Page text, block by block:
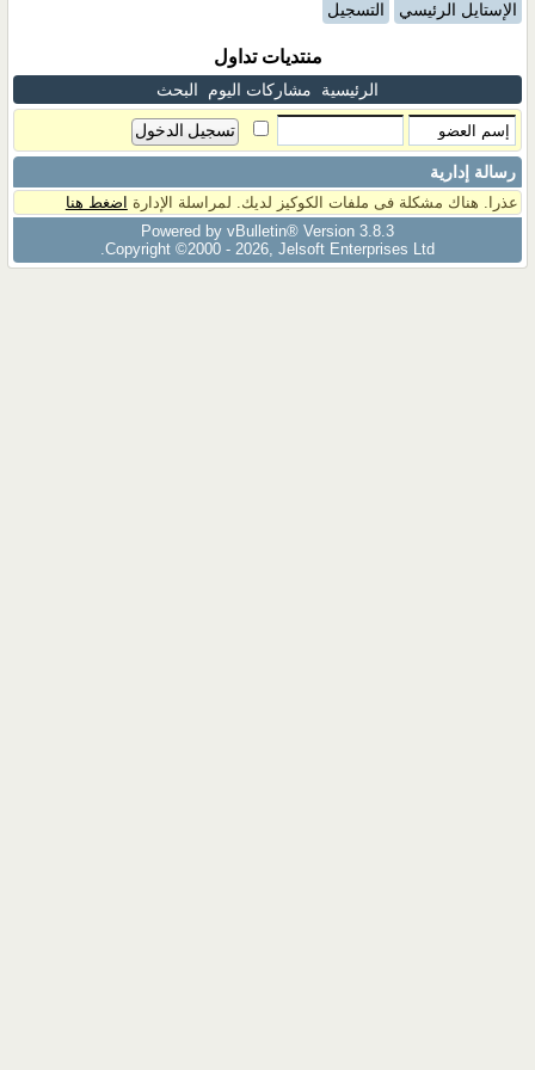
الإستايل الرئيسي التسجيل
منتديات تداول
الرئيسية مشاركات اليوم البحث
رسالة إدارية
عذرا. هناك مشكلة فى ملفات الكوكيز لديك. لمراسلة الإدارة اضغط هنا
Powered by vBulletin® Version 3.8.3
Copyright ©2000 - 2026, Jelsoft Enterprises Ltd.